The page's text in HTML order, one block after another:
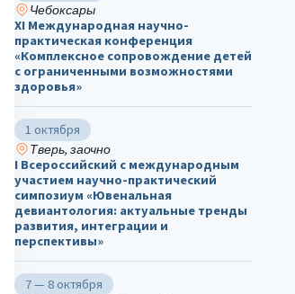
Чебоксары
ХΙ Международная научно-
практическая конференция
«Комплексное сопровождение детей
с ограниченными возможностями
здоровья»
1 октября
Тверь, заочно
I Всероссийский с международным
участием научно-практический
симпозиум «Ювенальная
девиантология: актуальные тренды
развития, интеграции и
перспективы»
7 — 8 октября